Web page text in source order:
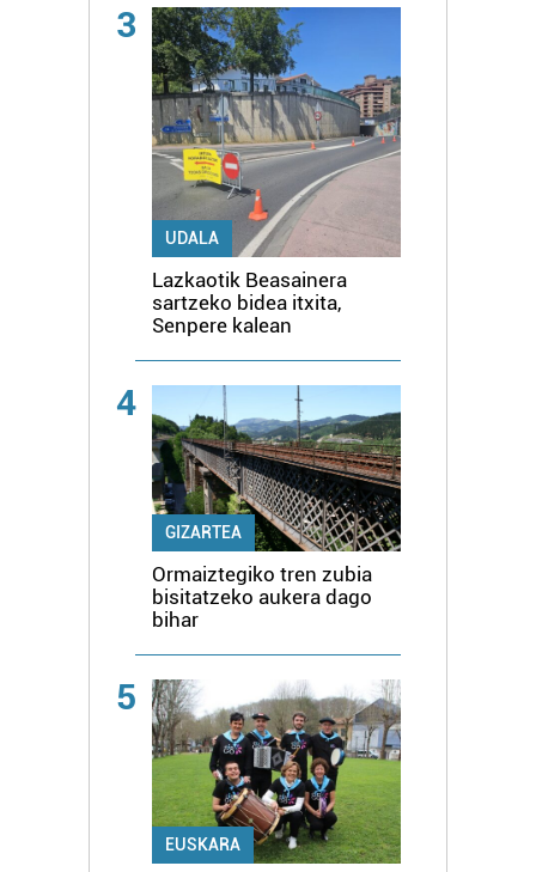
3
UDALA
Lazkaotik Beasainera
sartzeko bidea itxita,
Senpere kalean
4
GIZARTEA
Ormaiztegiko tren zubia
bisitatzeko aukera dago
bihar
5
EUSKARA